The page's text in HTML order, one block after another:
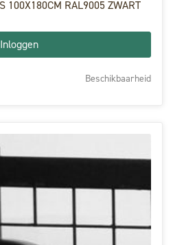
100X180CM RAL9005 ZWART
Inloggen
Beschikbaarheid